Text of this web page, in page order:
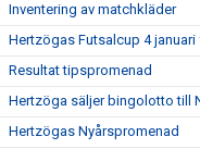
Inventering av matchkläder
Hertzögas Futsalcup 4 januari
Resultat tipspromenad
Hertzöga säljer bingolotto till
Hertzögas Nyårspromenad